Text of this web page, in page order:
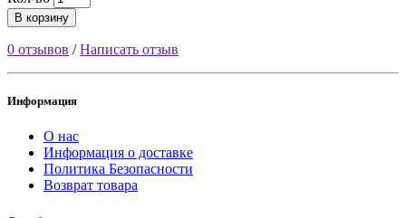
В корзину
0 отзывов /Написать отзыв
Информация
О нас
Информация о доставке
Политика Безопасности
Возврат товара